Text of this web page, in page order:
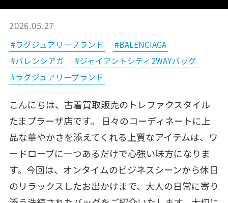
2026.05.27
#ラグジュアリーブランド
#BALENCIAGA
#バレンシアガ
#ジャイアントシティ2WAYバッグ
#ラグジュアリーブランド
こんにちは、古着買取販売のトレファクスタイル
たまプラーザ店です。 日々のコーディネートに上
品な華やかさを添えてくれる上質なアイテムは、ワ
ードローブに一つあるだけで心強い味方になりま
す。今回は、オンタイムのビジネスシーンから休日
のリラックスしたお出かけまで、大人の日常に寄り